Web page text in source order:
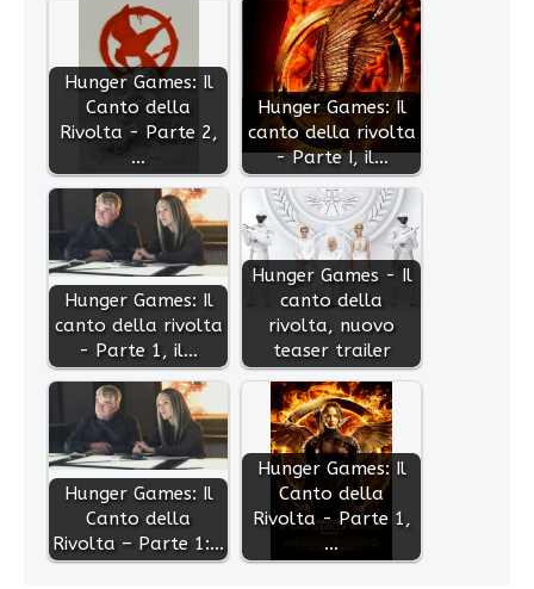
Hunger Games: Il
Canto della
Rivolta - Parte 2,
…
Hunger Games: Il
canto della rivolta
- Parte I, il…
Hunger Games: Il
canto della rivolta
- Parte 1, il…
Hunger Games - Il
canto della
rivolta, nuovo
teaser trailer
Hunger Games: Il
Canto della
Rivolta – Parte 1:…
Hunger Games: Il
Canto della
Rivolta - Parte 1,
…